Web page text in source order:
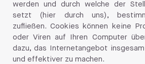
werden und durch welche der
setzt (hier durch uns),
zufließen. Cookies können keine
oder Viren auf Ihren Computer
dazu, das Internetangebot
und effektiver zu machen.